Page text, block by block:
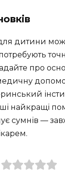
дитини
про
найкращі
сумнів —